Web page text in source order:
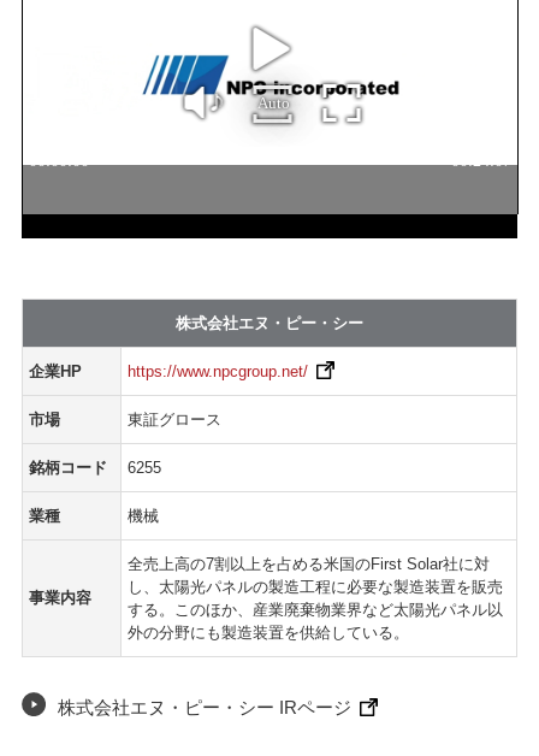
株式会社エヌ・ピー・シー
企業HP https://www.npcgroup.net/
市場 東証グロース
銘柄コード 6255
業種 機械
事業内容
全売上高の7割以上を占める米国のFirst Solar社に対
し、太陽光パネルの製造工程に必要な製造装置を販売
する。このほか、産業廃棄物業界など太陽光パネル以
外の分野にも製造装置を供給している。
株式会社エヌ・ピー・シー IRページ